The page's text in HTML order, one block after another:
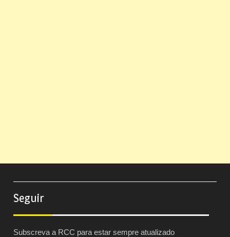
Seguir
Subscreva a RCC para estar sempre atualizado